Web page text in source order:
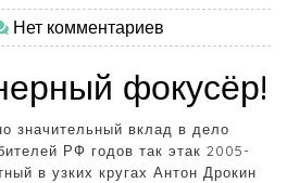
Нет комментариев
фокусёр!
значительный вклад в дело
РФ годов так этак 2005-
в узких кругах Антон Дрокин